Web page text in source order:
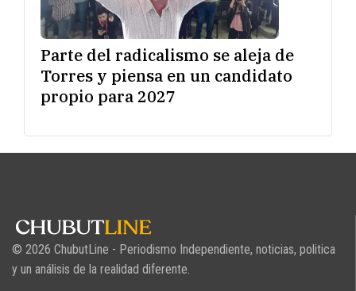
Parte del radicalismo se aleja de
Torres y piensa en un candidato
propio para 2027
© 2026 ChubutLine - Periodismo Independiente, noticias, politica
y un análisis de la realidad diferente.